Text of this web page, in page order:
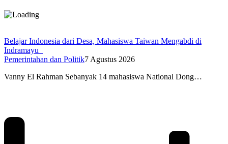
Belajar Indonesia dari Desa, Mahasiswa Taiwan Mengabdi di
Indramayu
Pemerintahan dan Politik7 Agustus 2026
Vanny El Rahman Sebanyak 14 mahasiswa National Dong…